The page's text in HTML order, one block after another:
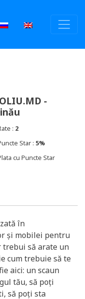
-
: 2
Star : 5%
cu Puncte Star
în
şi mobilei pentru
trebui să arate un
cum trebuie să te
aici: un scaun
tău, să poți
să poți sta